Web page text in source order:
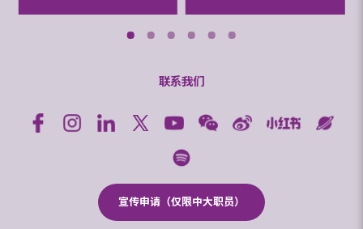
联系我们
宣传申请（仅限中大职员）